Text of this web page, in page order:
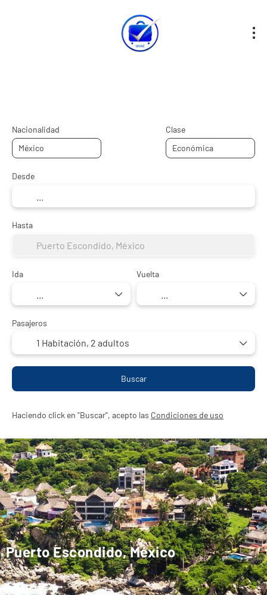
Puerto Escondido, México
Nacionalidad Clase
Desde
Hasta
Ida Vuelta
Pasajeros
1 Habitación, 2 adultos
Buscar
Haciendo click en "Buscar", acepto las Condiciones de uso